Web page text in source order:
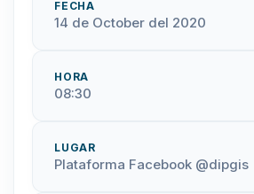
FECHA
14 de October del 2020
HORA
08:30
LUGAR
Plataforma Facebook @dipgis